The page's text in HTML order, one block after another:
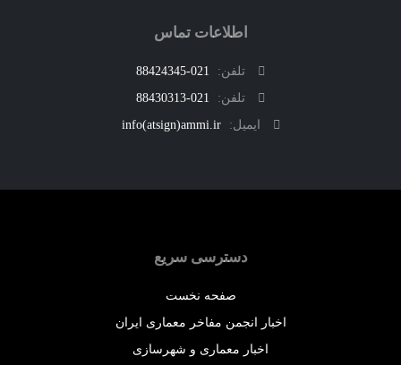
اطلاعات تماس
تلفن:
021-88424345
تلفن:
021-88430313
ایمیل:
info(atsign)ammi.ir
دسترسی سریع
صفحه نخست
اخبار انجمن مفاخر معماری ایران
اخبار معماری و شهرسازی